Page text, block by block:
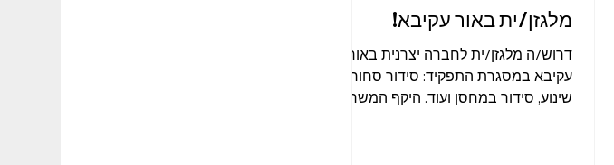
מלגזן/ית באור עקיבא!
דרוש/ה מלגזן/ית לחברה יצרנית באור
עקיבא במסגרת התפקיד: סידור סחורה,
שינוע, סידור במחסן ועוד. היקף המשרה: